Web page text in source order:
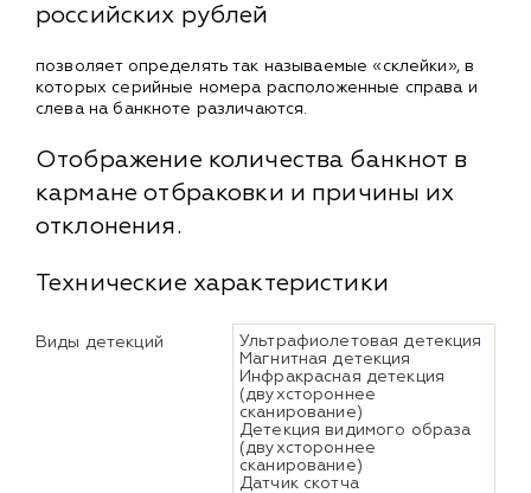
российских рублей
позволяет определять так называемые «склейки», в
которых серийные номера расположенные справа и
слева на банкноте различаются.
Отображение количества банкнот в
кармане отбраковки и причины их
отклонения.
Технические характеристики
Виды детекций
Ультрафиолетовая детекция
Магнитная детекция
Инфракрасная детекция
(двухстороннее
сканирование)
Детекция видимого образа
(двухстороннее
сканирование)
Датчик скотча